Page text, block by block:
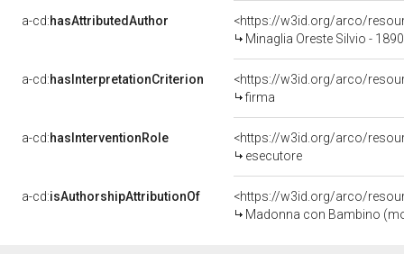
a-cd:hasAttributedAuthor
<https://w3id.org/arco/
Minaglia Oreste Silvio -
a-cd:hasInterpretationCriterion
<https://w3id.org/arco/
firma
a-cd:hasInterventionRole
<https://w3id.org/arco/
esecutore
a-cd:isAuthorshipAttributionOf
<https://w3id.org/arco/
Madonna con Bambino